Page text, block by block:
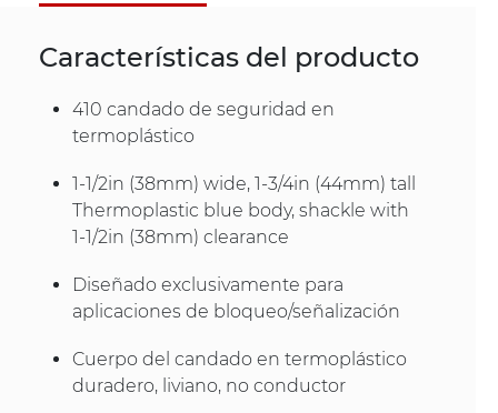
Características del producto
410 candado de seguridad en
termoplástico
1-1/2in (38mm) wide, 1-3/4in (44mm) tall
Thermoplastic blue body, shackle with
1-1/2in (38mm) clearance
Diseñado exclusivamente para
aplicaciones de bloqueo/señalización
Cuerpo del candado en termoplástico
duradero, liviano, no conductor